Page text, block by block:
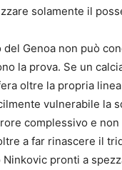
solamente il
Genoa non può
la prova. Se un
oltre la propria
vulnerabile la
complessivo e
a far rinascere il
pronti a